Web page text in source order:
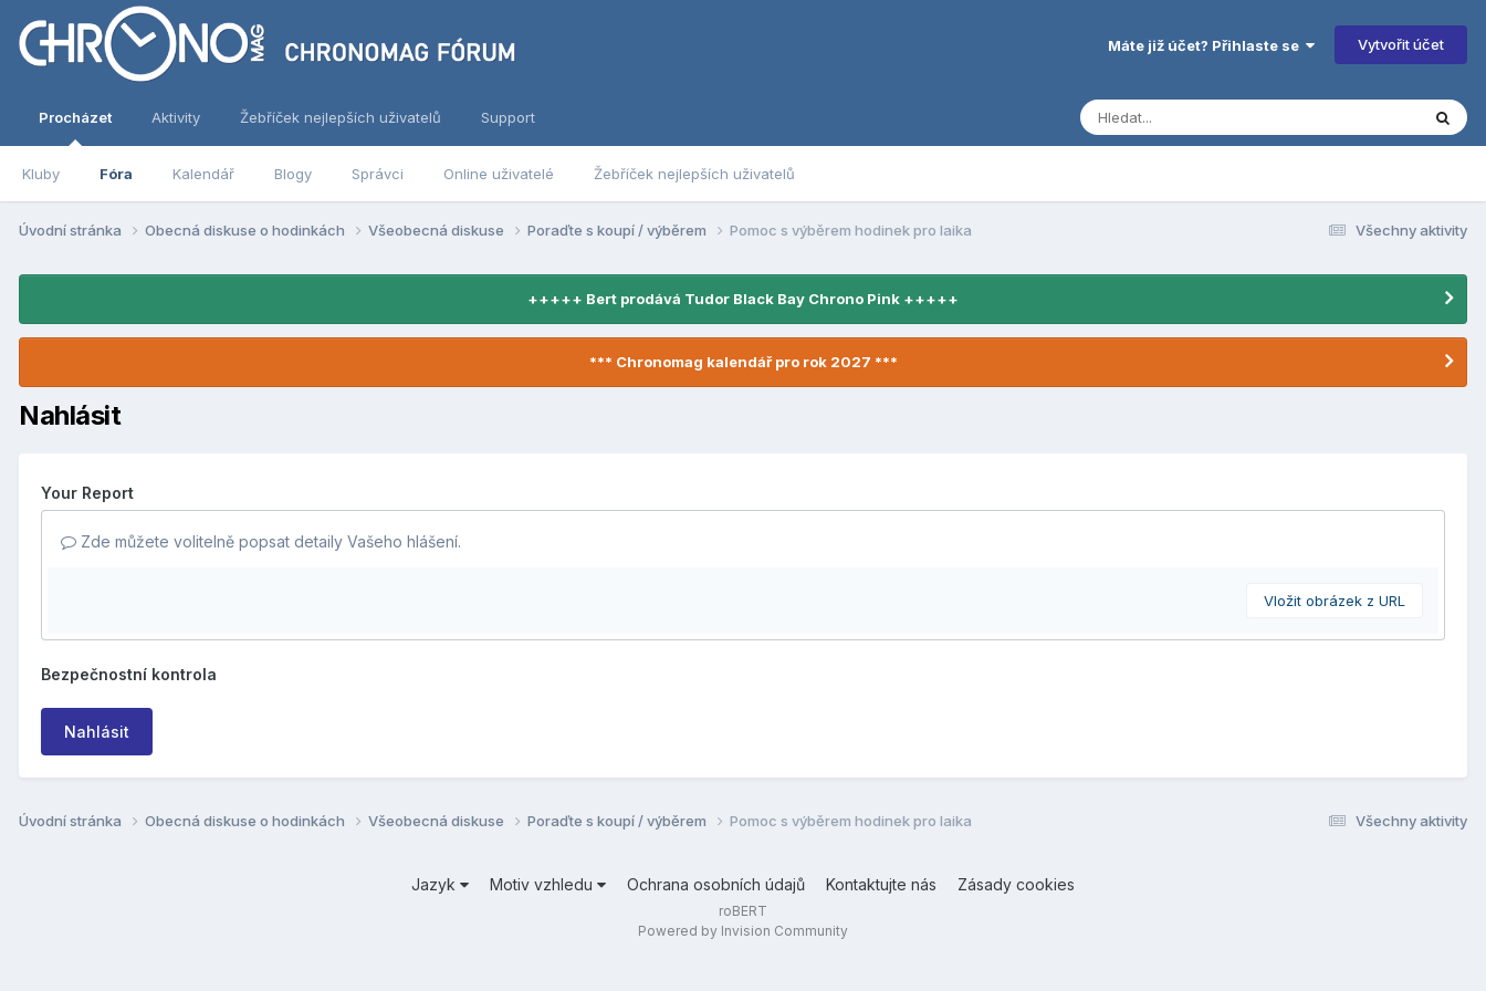
Máte již účet? Přihlaste se Vytvořit účet
Procházet
Kluby Fóra Kalendář Blogy Správci Online uživatelé Žebříček nejlepších uživatelů
Aktivity Žebříček nejlepších uživatelů Support
Všechny aktivity
Úvodní stránka Obecná diskuse o hodinkách Všeobecná diskuse Poraďte s koupí / výběrem Pomoc s výběrem hodinek pro laika
+++++ Bert prodává Tudor Black Bay Chrono Pink +++++
*** Chronomag kalendář pro rok 2027 ***
Nahlásit
Your Report
Zde můžete volitelně popsat detaily Vašeho hlášení.
Vložit obrázek z URL
Bezpečnostní kontrola
Nahlásit
Všechny aktivity
Úvodní stránka Obecná diskuse o hodinkách Všeobecná diskuse Poraďte s koupí / výběrem Pomoc s výběrem hodinek pro laika
Jazyk Motiv vzhledu Ochrana osobních údajů Kontaktujte nás Zásady cookies
roBERT
Powered by Invision Community